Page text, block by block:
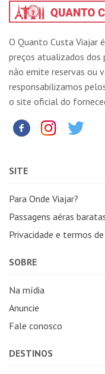
O Quanto Custa Viajar
preços atualizados dos
não emite reservas ou
responsabilizamos
o site oficial do
SITE
Para Onde Viajar?
Passagens aéras
Privacidade e termos
SOBRE
Na mídia
Anuncie
Fale conosco
DESTINOS